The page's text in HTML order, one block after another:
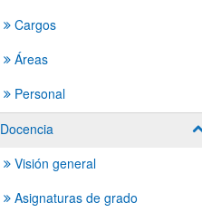
Cargos
Áreas
Personal
Docencia
Visión general
Asignaturas de grado